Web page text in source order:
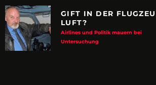
MACHER
System werden Reisen sicherer
GIFT IN DER
LUFT?
Airlines und Politik mauern bei
Untersuchung